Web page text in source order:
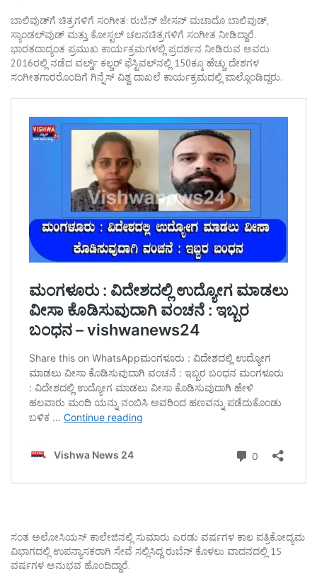
ಬಾಲಿವುಡ್‌ಗೆ ಚಿತ್ರಗಳಿಗೆ ಸಂಗೀತ: ರುಬೆನ್ ಜೇಸನ್ ಮಚಾದೊ ಬಾಲಿವುಡ್,
ಸ್ಯಾಂಡಲ್‌ವುಡ್ ಮತ್ತು ಕೋಸ್ಟಲ್‌ ಚಲನಚಿತ್ರಗಳಿಗೆ ಸಂಗೀತ ನೀಡಿದ್ದಾರೆ.
ಭಾರತದಾದ್ಯಂತ ಪ್ರಮುಖ ಕಾರ್ಯಕ್ರಮಗಳಲ್ಲಿ ಪ್ರದರ್ಶನ ನೀಡಿರುವ ಅವರು
2016ರಲ್ಲಿ ನಡೆದ ವರ್ಲ್ಡ್ ಕಲ್ಚರ್ ಫೆಸ್ಟಿವಲ್‌ನಲ್ಲಿ 150ಕ್ಕೂ ಹೆಚ್ಚು ದೇಶಗಳ
ಸಂಗೀತಗಾರರೊಂದಿಗೆ ಗಿನ್ನೆಸ್ ವಿಶ್ವ ದಾಖಲೆ ಕಾರ್ಯಕ್ರಮದಲ್ಲಿ ಪಾಲ್ಗೊಂಡಿದ್ದರು.
ಸಂತ ಅಲೋಸಿಯಸ್ ಕಾಲೇಜಿನಲ್ಲಿ ಸುಮಾರು ಎರಡು ವರ್ಷಗಳ ಕಾಲ ಪತ್ರಿಕೋದ್ಯಮ
ವಿಭಾಗದಲ್ಲಿ ಉಪನ್ಯಾಸಕರಾಗಿ ಸೇವೆ ಸಲ್ಲಿಸಿದ್ದ ರುಬೆನ್ ಕೊಳಲು ವಾದನದಲ್ಲಿ 15
ವರ್ಷಗಳ ಅನುಭವ ಹೊಂದಿದ್ದಾರೆ.